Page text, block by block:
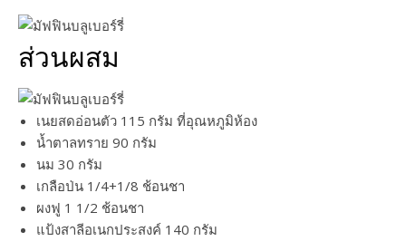
ส่วนผสม
เนยสดอ่อนตัว 115 กรัม ที่อุณหภูมิห้อง
น้ำตาลทราย 90 กรัม
นม 30 กรัม
เกลือป่น 1/4+1/8 ช้อนชา
ผงฟู 1 1/2 ช้อนชา
แป้งสาลีอเนกประสงค์ 140 กรัม